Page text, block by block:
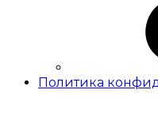
Политика